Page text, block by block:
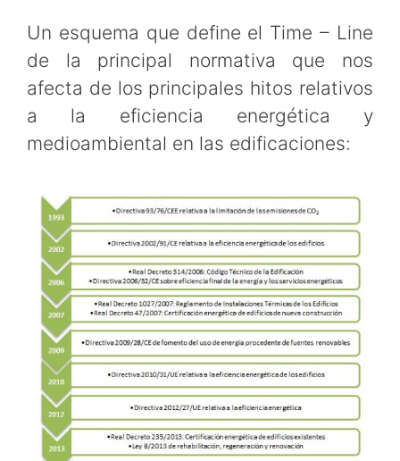
Un esquema que define el Time – Line
de la principal normativa que nos
afecta de los principales hitos relativos
a la eficiencia energética y
medioambiental en las edificaciones: